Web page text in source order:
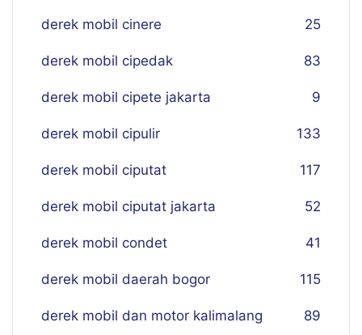
derek mobil cinere 25
derek mobil cipedak 83
derek mobil cipete jakarta 9
derek mobil cipulir 133
derek mobil ciputat 117
derek mobil ciputat jakarta 52
derek mobil condet 41
derek mobil daerah bogor 115
derek mobil dan motor kalimalang 89